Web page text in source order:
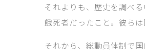
それよりも、歴史を調べ
餓死者だったこと。彼ら
それから、総動員体制で